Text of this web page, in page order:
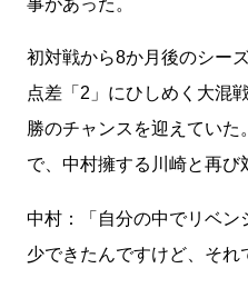
初対戦から8か月後のシー
点差「2」にひしめく大混
勝のチャンスを迎えてい
で、中村擁する川崎と再び
中村：「自分の中でリベン
少できたんですけど、それ